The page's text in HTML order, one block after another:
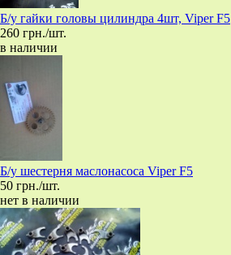
Б/у гайки головы цилиндра 4шт, Viper F5
260 грн./шт.
в наличии
Б/у шестерня маслонасоса Viper F5
50 грн./шт.
нет в наличии